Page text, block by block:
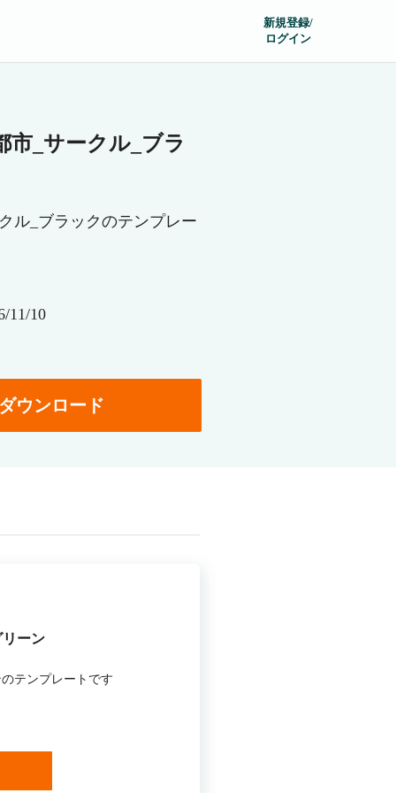
新規登録/
ログイン
市_サークル_ブラ
ル_ブラックのテンプレー
11/10
ウンロード
ーン
テンプレートです